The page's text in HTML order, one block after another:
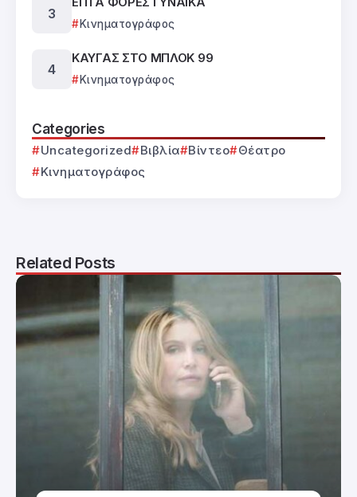
Κινηματογράφος
ΚΑΥΓΑΣ ΣΤΟ ΜΠΛΟΚ 99
Κινηματογράφος
Categories
Uncategorized Βιβλία Βίντεο
Θέατρο
Κινηματογράφος
Related Posts